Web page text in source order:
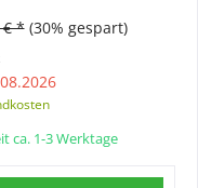
€ * (30% gespart)
ca. 1-3 Werktage